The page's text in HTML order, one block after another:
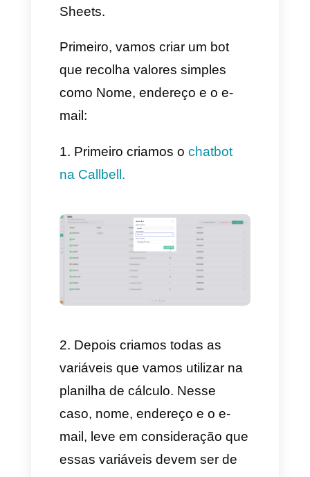
Como integrar o
WhatsApp e o Google
Sheets?
Bem, para integrar essas duas
plataformas nós devemos
expliquemos uma coisa antes
de começar, variáveis, as
variáveis são valores que
podem variar segundo cada
usuário, por exemplo, o nome,
endereço, e-mail, problema que
apresenta, etc.
Devemos configurar essas
variáveis no bot para que